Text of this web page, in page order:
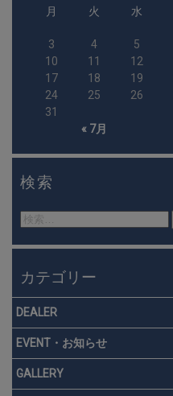
月
火 水
« 7月
3
4 5
10
11 12
17
18 19
24
25 26
31
検索
検
索:
カテゴリー
DEALER
EVENT・お知らせ
GALLERY